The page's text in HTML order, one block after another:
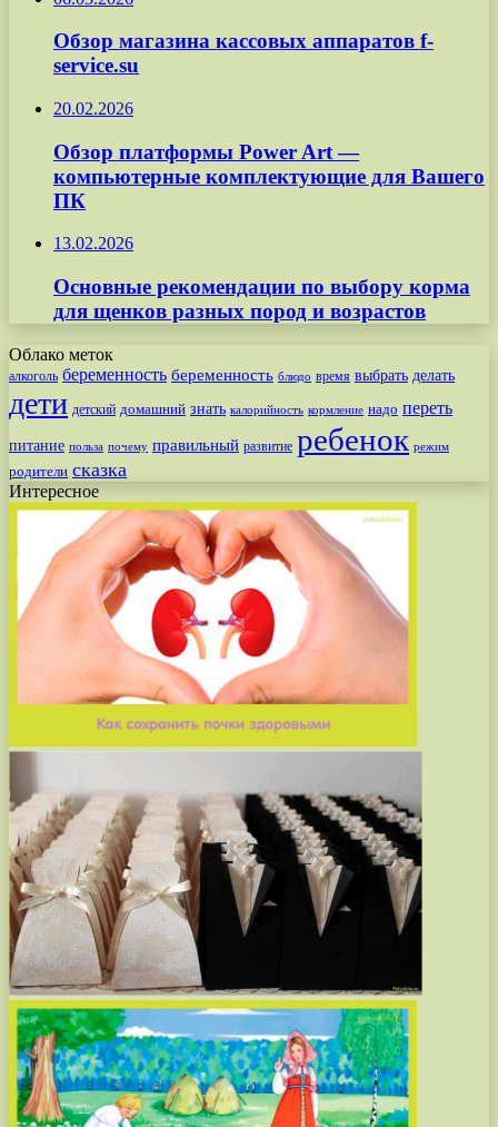
Обзор магазина кассовых аппаратов f-
service.su
20.02.2026
Обзор платформы Power Art —
компьютерные комплектующие для Вашего
ПК
13.02.2026
Основные рекомендации по выбору корма
для щенков разных пород и возрастов
Облако меток
алкоголь беременность беременность блюдо время выбрать делать
дети детский домашний знать калорийность кормление надо переть
питание польза почему правильный развитие ребенок режим
родители сказка
Интересное